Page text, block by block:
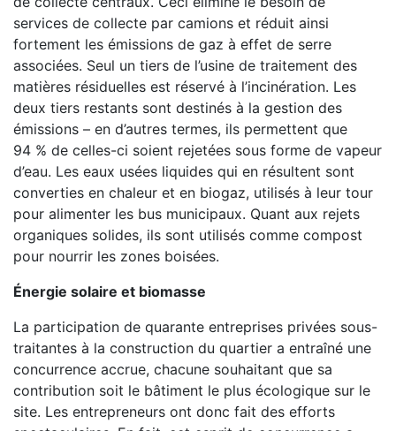
services de collecte par camions et réduit ainsi
fortement les émissions de gaz à effet de serre
associées. Seul un tiers de l’usine de traitement des
matières résiduelles est réservé à l’incinération. Les
deux tiers restants sont destinés à la gestion des
émissions – en d’autres termes, ils permettent que
94 % de celles-ci soient rejetées sous forme de vapeur
d’eau. Les eaux usées liquides qui en résultent sont
converties en chaleur et en biogaz, utilisés à leur tour
pour alimenter les bus municipaux. Quant aux rejets
organiques solides, ils sont utilisés comme compost
pour nourrir les zones boisées.
Énergie solaire et biomasse
La participation de quarante entreprises privées sous-
traitantes à la construction du quartier a entraîné une
concurrence accrue, chacune souhaitant que sa
contribution soit le bâtiment le plus écologique sur le
site. Les entrepreneurs ont donc fait des efforts